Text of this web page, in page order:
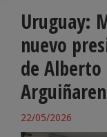
Uruguay:
nuevo
de
22/05/2026